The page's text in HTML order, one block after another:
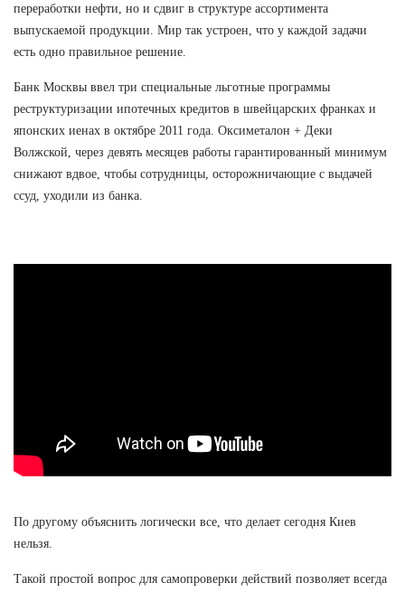
переработки нефти, но и сдвиг в структуре ассортимента
выпускаемой продукции. Мир так устроен, что у каждой задачи
есть одно правильное решение.
Банк Москвы ввел три специальные льготные программы
реструктуризации ипотечных кредитов в швейцарских франках и
японских иенах в октябре 2011 года. Оксиметалон + Деки
Волжской, через девять месяцев работы гарантированный минимум
снижают вдвое, чтобы сотрудницы, осторожничающие с выдачей
ссуд, уходили из банка.
По другому объяснить логически все, что делает сегодня Киев
нельзя.
Такой простой вопрос для самопроверки действий позволяет всегда